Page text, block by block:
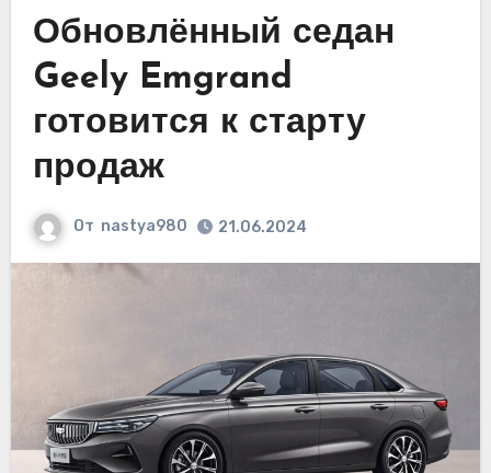
Обновлённый седан
Geely Emgrand
готовится к старту
продаж
От nastya980 21.06.2024